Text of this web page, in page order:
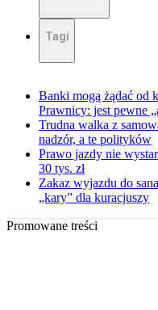
Tagi
Banki mogą żądać od
Prawnicy: jest pewne
Trudna walka z
nadzór, a te polityków
Prawo jazdy nie
30 tys. zł
Zakaz wyjazdu do
„kary” dla kuracjuszy
Promowane treści